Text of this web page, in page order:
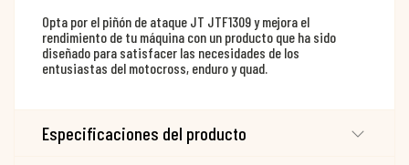
Opta por el piñón de ataque JT JTF1309 y mejora el
rendimiento de tu máquina con un producto que ha sido
diseñado para satisfacer las necesidades de los
entusiastas del motocross, enduro y quad.
Especificaciones del producto